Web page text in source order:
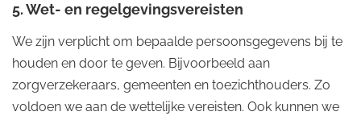
5. Wet- en regelgevingsvereisten
We zijn verplicht om bepaalde persoonsgegevens bij te
houden en door te geven. Bijvoorbeeld aan
zorgverzekeraars, gemeenten en toezichthouders. Zo
voldoen we aan de wettelijke vereisten. Ook kunnen we